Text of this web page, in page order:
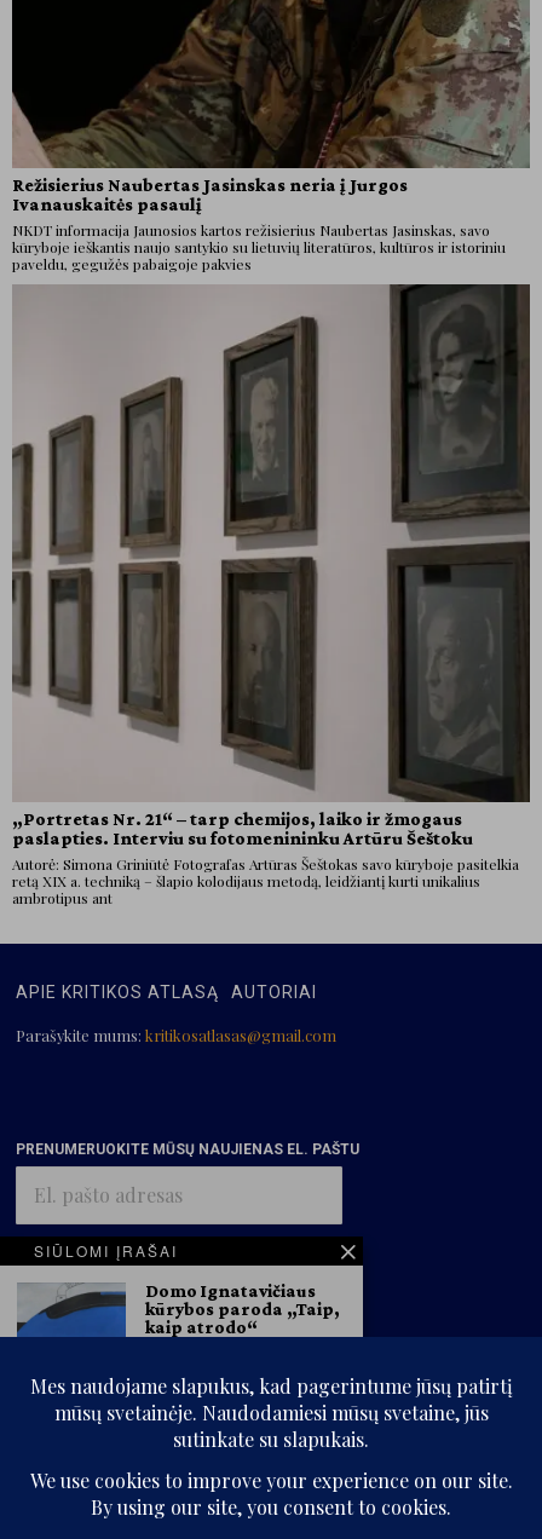
Režisierius Naubertas Jasinskas neria į Jurgos
Ivanauskaitės pasaulį
NKDT informacija Jaunosios kartos režisierius Naubertas Jasinskas, savo
kūryboje ieškantis naujo santykio su lietuvių literatūros, kultūros ir istoriniu
paveldu, gegužės pabaigoje pakvies
„Portretas Nr. 21“ – tarp chemijos, laiko ir žmogaus
paslapties. Interviu su fotomenininku Artūru Šeštoku
Autorė: Simona Griniūtė Fotografas Artūras Šeštokas savo kūryboje pasitelkia
retą XIX a. techniką – šlapio kolodijaus metodą, leidžiantį kurti unikalius
ambrotipus ant
APIE KRITIKOS ATLASĄ AUTORIAI
Parašykite mums:kritikosatlasas@gmail.com
PRENUMERUOKITE MŪSŲ NAUJIENAS EL. PAŠTU
pašto
adresas
PRENUMERUOTI
© „Kritikos atlasas“, 2025. Visos teisės saugomos.
SIŪLOMI ĮRAŠAI
Domo Ignatavičiaus
kūrybos paroda „Taip,
kaip atrodo“
informacija Sausio 17 d.,
penktadienį, 18 val.
Pamėnkalnio
Kęstučio Grigaliūno
kūrybos paroda
„Vaiduoklis, kiškiai,
Gediminas ir